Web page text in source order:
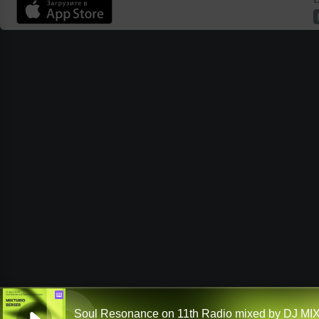
Ш
Soul Resonance on 11th Radio mixed by DJ